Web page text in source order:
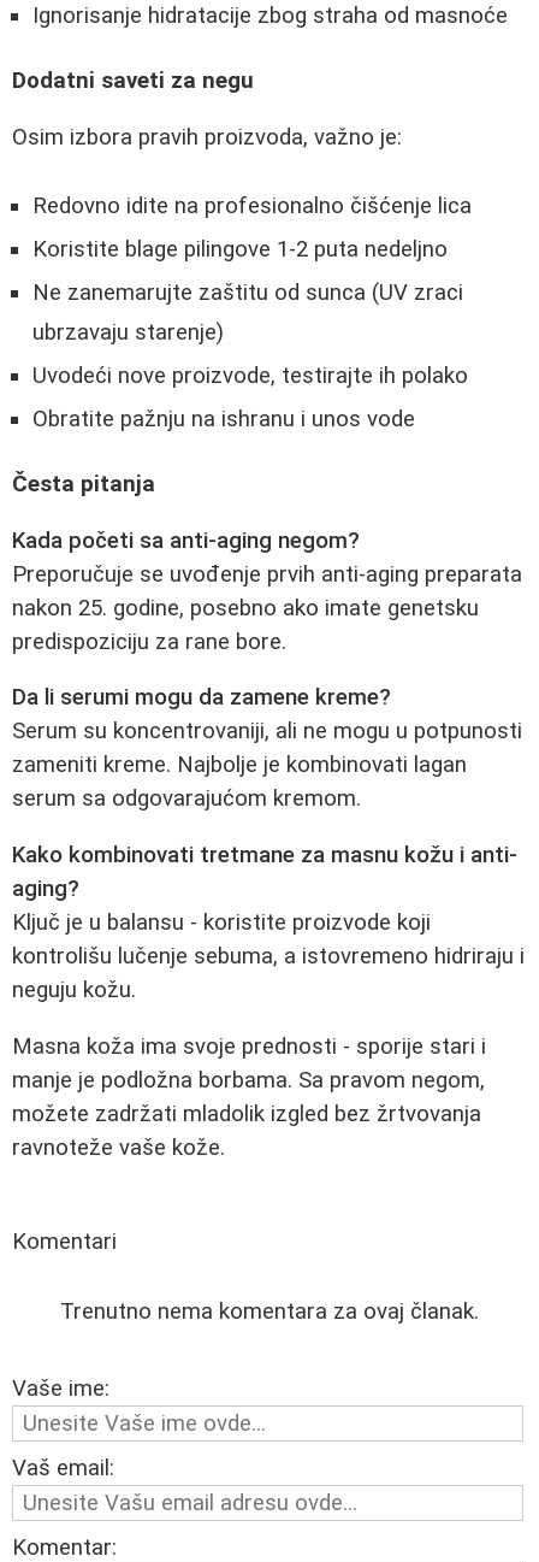
Ignorisanje hidratacije zbog straha od masnoće
Dodatni saveti za negu
Osim izbora pravih proizvoda, važno je:
Redovno idite na profesionalno čišćenje lica
Koristite blage pilingove 1-2 puta nedeljno
Ne zanemarujte zaštitu od sunca (UV zraci
ubrzavaju starenje)
Uvodeći nove proizvode, testirajte ih polako
Obratite pažnju na ishranu i unos vode
Česta pitanja
Kada početi sa anti-aging negom?
Preporučuje se uvođenje prvih anti-aging preparata
nakon 25. godine, posebno ako imate genetsku
predispoziciju za rane bore.
Da li serumi mogu da zamene kreme?
Serum su koncentrovaniji, ali ne mogu u potpunosti
zameniti kreme. Najbolje je kombinovati lagan
serum sa odgovarajućom kremom.
Kako kombinovati tretmane za masnu kožu i anti-
aging?
Ključ je u balansu - koristite proizvode koji
kontrolišu lučenje sebuma, a istovremeno hidriraju i
neguju kožu.
Masna koža ima svoje prednosti - sporije stari i
manje je podložna borbama. Sa pravom negom,
možete zadržati mladolik izgled bez žrtvovanja
ravnoteže vaše kože.
Komentari
Trenutno nema komentara za ovaj članak.
Vaše ime:
Vaš email:
Komentar: